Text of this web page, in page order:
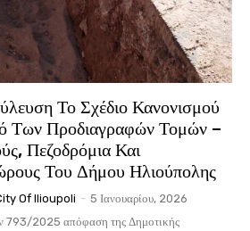
Το Σχέδιο Κανονισμού
Των Προδιαγραφών Τομών –
Πεζοδρόμια Και
Του Δήμου Ηλιούπολης
Of Ilioupoli - 5 Ιανουαρίου, 2026
793/2025 απόφαση της Δημοτικής